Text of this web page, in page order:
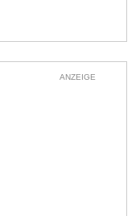
ANZEIGE